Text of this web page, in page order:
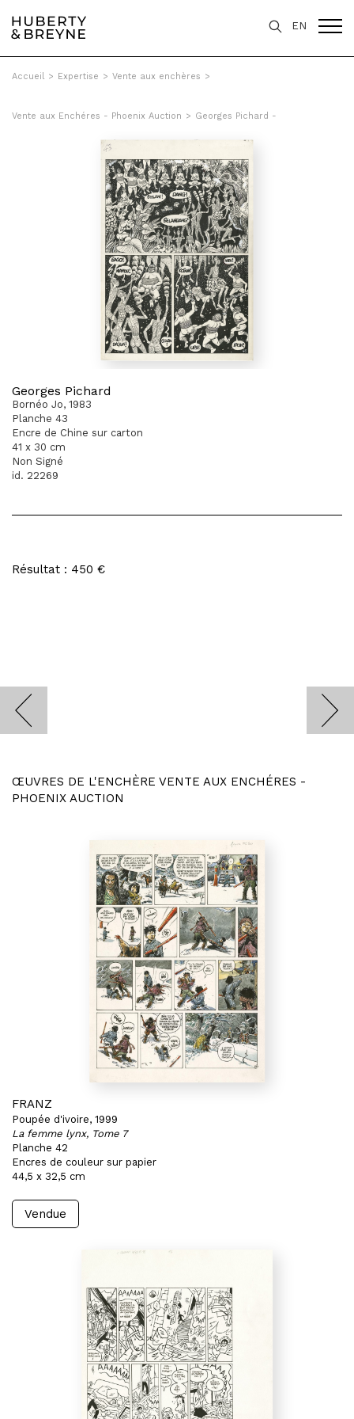
EN
Accueil > Expertise > Vente aux enchères >
Vente aux Enchéres - Phoenix Auction > Georges Pichard -
Georges Pichard
Bornéo Jo, 1983
Planche 43
Encre de Chine sur carton
41 x 30 cm
Non Signé
id. 22269
Résultat : 450 €
ŒUVRES DE L'ENCHÈRE VENTE AUX ENCHÉRES -
PHOENIX AUCTION
FRANZ
Poupée d'ivoire, 1999
La femme lynx, Tome 7
Planche 42
Encres de couleur sur papier
44,5 x 32,5 cm
Vendue